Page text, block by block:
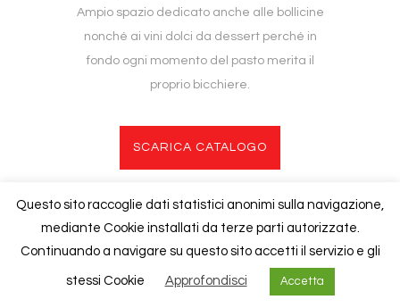
Ampio spazio dedicato anche alle bollicine
nonché ai vini dolci da dessert perché in
fondo ogni momento del pasto merita il
proprio bicchiere.
SCARICA CATALOGO
Questo sito raccoglie dati statistici anonimi sulla navigazione,
mediante Cookie installati da terze parti autorizzate.
Continuando a navigare su questo sito accetti il servizio e gli
stessi Cookie Approfondisci Accetta